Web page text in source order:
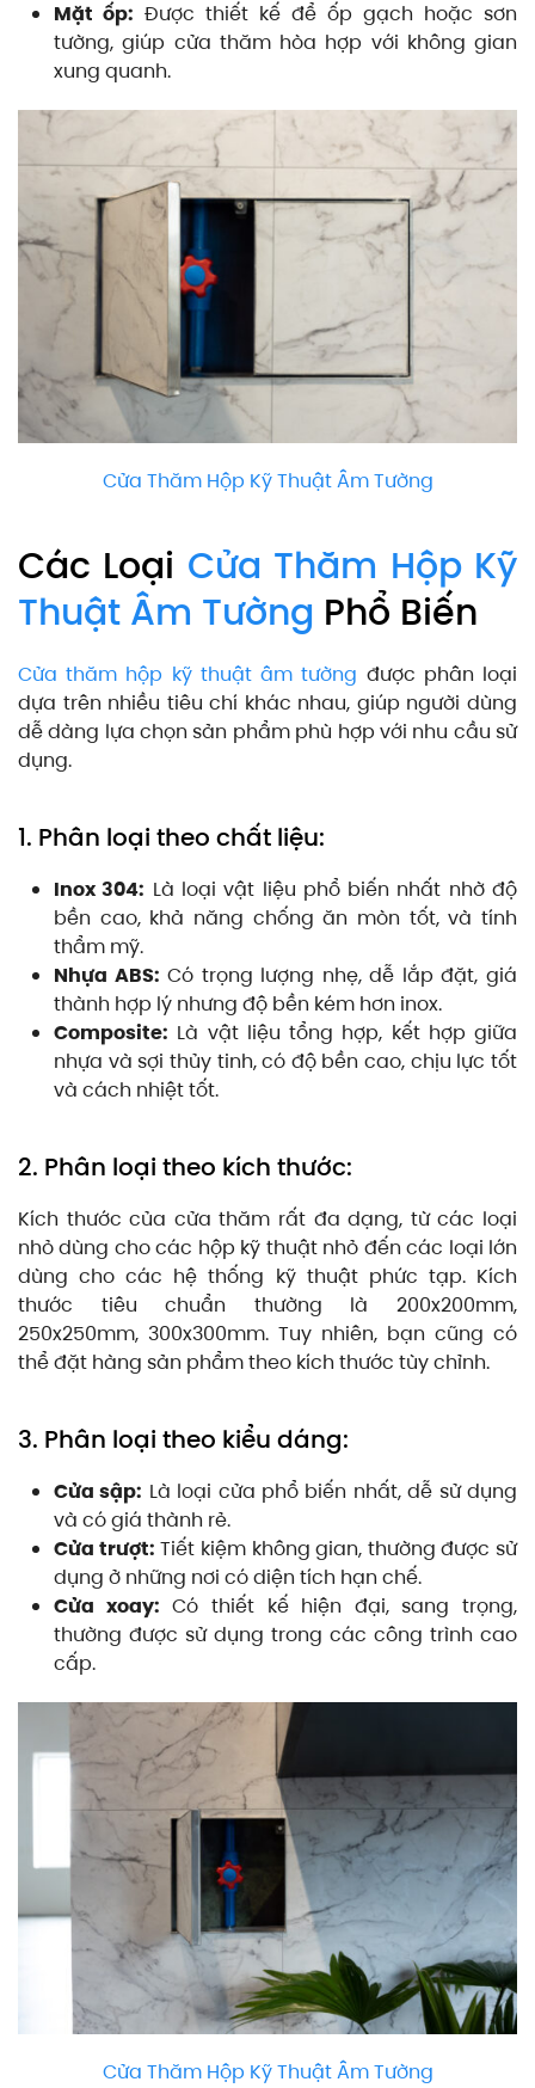
Mặt ốp: Được thiết kế để ốp gạch hoặc sơn
tường, giúp cửa thăm hòa hợp với không gian
xung quanh.
Cửa Thăm Hộp Kỹ Thuật Âm Tường
Các Loại Cửa Thăm Hộp Kỹ
Thuật Âm Tường Phổ Biến
Cửa thăm hộp kỹ thuật âm tường được phân loại
dựa trên nhiều tiêu chí khác nhau, giúp người dùng
dễ dàng lựa chọn sản phẩm phù hợp với nhu cầu sử
dụng.
1. Phân loại theo chất liệu:
Inox 304: Là loại vật liệu phổ biến nhất nhờ độ
bền cao, khả năng chống ăn mòn tốt, và tính
thẩm mỹ.
Nhựa ABS: Có trọng lượng nhẹ, dễ lắp đặt, giá
thành hợp lý nhưng độ bền kém hơn inox.
Composite: Là vật liệu tổng hợp, kết hợp giữa
nhựa và sợi thủy tinh, có độ bền cao, chịu lực tốt
và cách nhiệt tốt.
2. Phân loại theo kích thước:
Kích thước của cửa thăm rất đa dạng, từ các loại
nhỏ dùng cho các hộp kỹ thuật nhỏ đến các loại lớn
dùng cho các hệ thống kỹ thuật phức tạp. Kích
thước tiêu chuẩn thường là 200x200mm,
250x250mm, 300x300mm. Tuy nhiên, bạn cũng có
thể đặt hàng sản phẩm theo kích thước tùy chỉnh.
3. Phân loại theo kiểu dáng:
Cửa sập: Là loại cửa phổ biến nhất, dễ sử dụng
và có giá thành rẻ.
Cửa trượt: Tiết kiệm không gian, thường được sử
dụng ở những nơi có diện tích hạn chế.
Cửa xoay: Có thiết kế hiện đại, sang trọng,
thường được sử dụng trong các công trình cao
cấp.
Cửa Thăm Hộp Kỹ Thuật Âm Tường